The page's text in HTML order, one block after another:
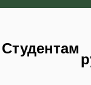
Студентам